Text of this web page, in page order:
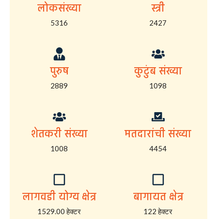
लोकसंख्या
5316
स्त्री
2427
पुरुष
2889
कुटुंब संख्या
1098
शेतकरी संख्या
1008
मतदारांची संख्या
4454
लागवडी योग्य क्षेत्र
1529.00 हेक्टर
बागायत क्षेत्र
122 हेक्टर